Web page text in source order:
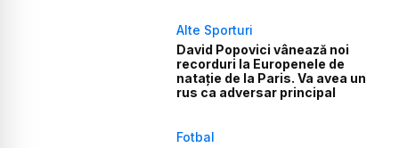
Alte Sporturi
David Popovici vânează noi
recorduri la Europenele de
natație de la Paris. Va avea un
rus ca adversar principal
Fotbal